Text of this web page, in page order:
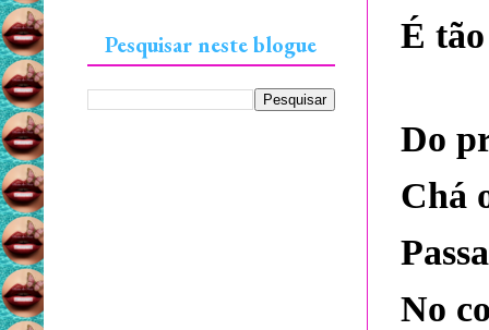
É
Do
Chá
No
Pesquisar neste blogue